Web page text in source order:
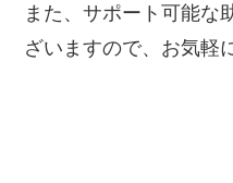
また、サポート可能な
ざいますので、お気軽